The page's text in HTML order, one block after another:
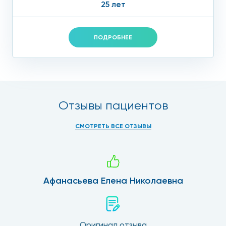
25 лет
ПОДРОБНЕЕ
Отзывы пациентов
СМОТРЕТЬ ВСЕ ОТЗЫВЫ
Афанасьева Елена Николаевна